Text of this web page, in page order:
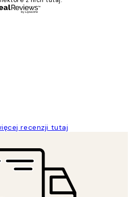
recenzji tutaj